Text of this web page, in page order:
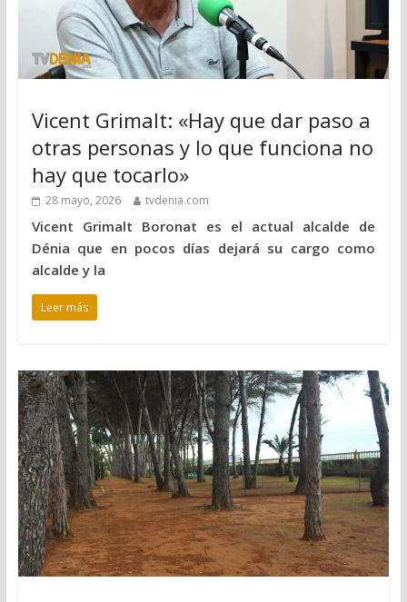
Vicent Grimalt: «Hay que dar paso a
otras personas y lo que funciona no
hay que tocarlo»
28 mayo, 2026 tvdenia.com
Vicent Grimalt Boronat es el actual alcalde de
Dénia que en pocos días dejará su cargo como
alcalde y la
Leer más